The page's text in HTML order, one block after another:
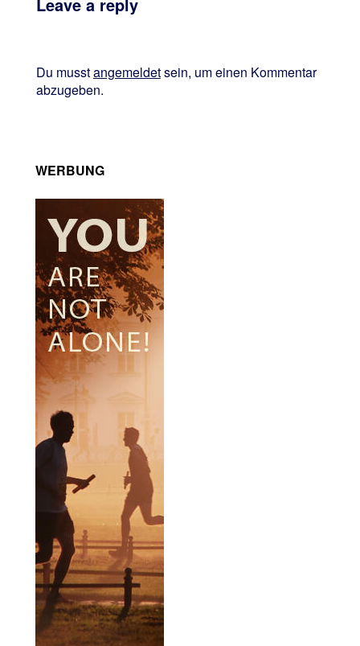
Du musstangemeldetsein, um einen Kommentar
abzugeben.
WERBUNG